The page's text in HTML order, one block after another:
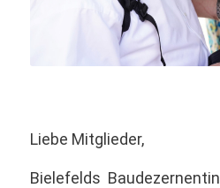
Liebe Mitglieder,
Bielefelds Baudezernentin